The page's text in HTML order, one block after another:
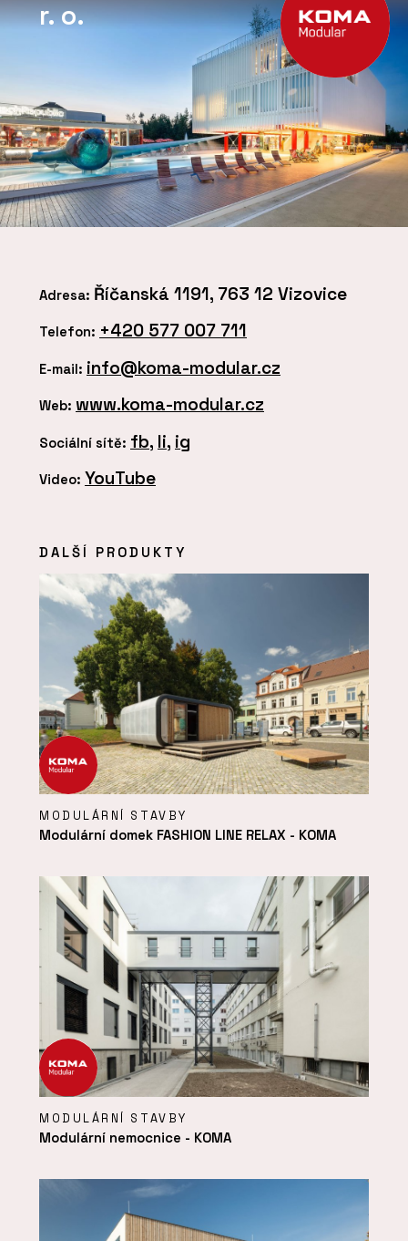
r. o.
Adresa: Říčanská 1191, 763 12 Vizovice
Telefon: +420 577 007 711
E-mail: info@koma-modular.cz
Web: www.koma-modular.cz
Sociální sítě: fb, li, ig
Video: YouTube
DALŠÍ PRODUKTY
MODULÁRNÍ STAVBY
Modulární domek FASHION LINE RELAX - KOMA
MODULÁRNÍ STAVBY
Modulární nemocnice - KOMA